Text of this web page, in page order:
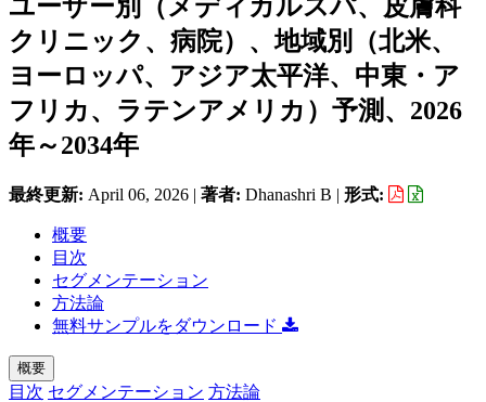
ユーザー別（メディカルスパ、皮膚科
クリニック、病院）、地域別（北米、
ヨーロッパ、アジア太平洋、中東・ア
フリカ、ラテンアメリカ）予測、2026
年～2034年
最終更新: April 06, 2026 | 著者: Dhanashri B | 形式:
概要
目次
セグメンテーション
方法論
無料サンプルをダウンロード
概要
目次 セグメンテーション 方法論